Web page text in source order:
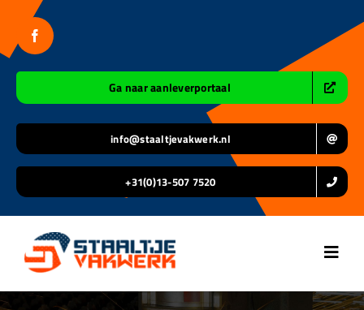
inhoud
Ga naar aanleverportaal
info@staaltjevakwerk.nl
+31(0)13-507 7520